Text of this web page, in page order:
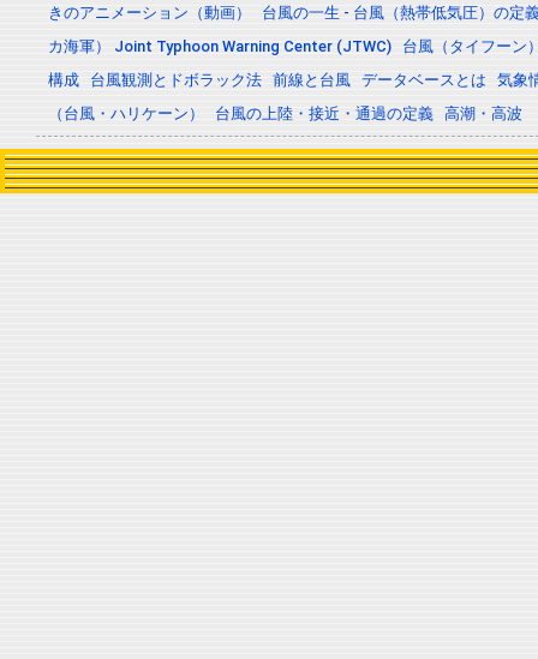
きのアニメーション（動画）
台風の一生 - 台風（熱帯低気圧）の定
カ海軍） Joint Typhoon Warning Center (JTWC)
台風（タイフーン
構成
台風観測とドボラック法 前線と台風 データベースとは
気象
（台風・ハリケーン）
台風の上陸・接近・通過の定義 高潮・高波